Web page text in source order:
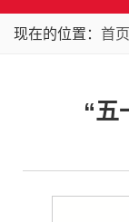
现在的位置： 首页
“五